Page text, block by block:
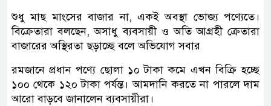
শুধু মাছ মাংসের বাজার না, একই অবস্থা ভোজ্য পণ্যেতে।
বিক্রেতারা বলছেন, অসাধু ব্যবসায়ী ও অতি আগ্রহী ক্রেতারা
বাজারের অস্থিরতা ছড়াচ্ছে বলে অভিযোগ সবার
রমজানে প্রধান পণ্যে ছোলা ১০ টাকা কমে এখন বিক্রি হচ্ছে
১০০ থেকে ১২০ টাকা পর্যন্ত। আমদানি করতে না পারলে দাম
আরো বাড়বে জানালেন ব্যবসায়ীরা।